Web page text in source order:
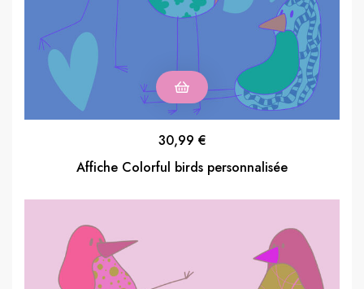
Affiche Colorful birds personnalisée
30,99 €